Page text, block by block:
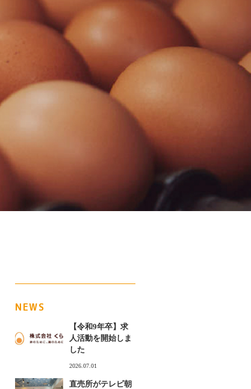
NEWS
【令和9年卒】求
人活動を開始しま
した
2026.07.01
直売所がテレビ朝